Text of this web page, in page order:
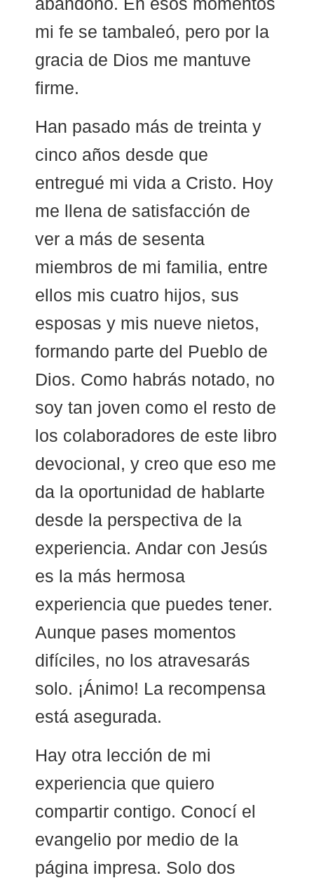
abandonó. En esos momentos
mi fe se tambaleó, pero por la
gracia de Dios me mantuve
firme.
Han pasado más de treinta y
cinco años desde que
entregué mi vida a Cristo. Hoy
me llena de satisfacción de
ver a más de sesenta
miembros de mi familia, entre
ellos mis cuatro hijos, sus
esposas y mis nueve nietos,
formando parte del Pueblo de
Dios. Como habrás notado, no
soy tan joven como el resto de
los colaboradores de este libro
devocional, y creo que eso me
da la oportunidad de hablarte
desde la perspectiva de la
experiencia. Andar con Jesús
es la más hermosa
experiencia que puedes tener.
Aunque pases momentos
difíciles, no los atravesarás
solo. ¡Ánimo! La recompensa
está asegurada.
Hay otra lección de mi
experiencia que quiero
compartir contigo. Conocí el
evangelio por medio de la
página impresa. Solo dos